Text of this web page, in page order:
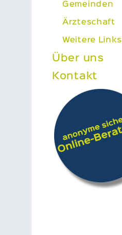
Gemeinden
Ärzteschaft
Weitere Links
Über uns
Kontakt